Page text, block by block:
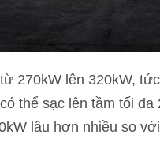
270kW lên 320kW,
thể sạc lên tầm tối
lâu hơn nhiều so